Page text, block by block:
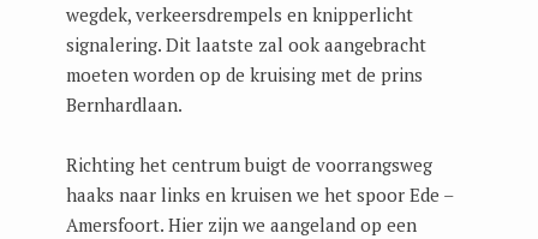
wegdek, verkeersdrempels en knipperlicht
signalering. Dit laatste zal ook aangebracht
moeten worden op de kruising met de prins
Bernhardlaan.
Richting het centrum buigt de voorrangsweg
haaks naar links en kruisen we het spoor Ede –
Amersfoort. Hier zijn we aangeland op een